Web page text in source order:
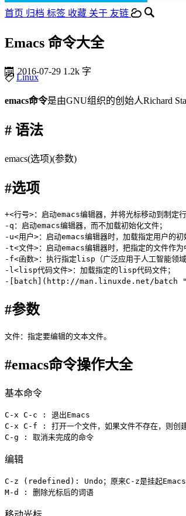
首页 归档 标签 收藏 关于 友链
Emacs 命令大全
2016-07-29 1.2k 字
Linux
emacs命令是由GNU组织的创始人Richard
# 语法
emacs(选项)(参数)
#选项
+<行号>：启动emacs编辑器，并将光标移动到制定行
-q：启动emacs编辑器，而不加载初始化文件；
-u<用户>：启动emacs编辑器时，加载指定用户的初
-t<文件>：启动emacs编辑器时，把指定的文件作
-f<函数>：执行指定lisp（广泛应用于人工智能领域
-l<lisp代码文件>：加载指定的lisp代码文件；
-
[batch](http://man.linuxde.net/batch
#参数
#emacs命令操作大全
基本命令
C-x C-c : 退出Emacs
C-x C-f : 打开一个文件，如果文件不存在，则创
C-g : 取消未完成的命令
编辑
C-z (redefined): Undo；原来C-z是挂起Emacs
M-d : 删除光标后的词语